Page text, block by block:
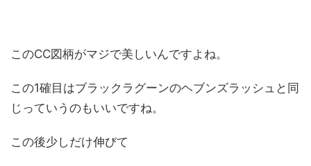
このCC図柄がマジで美しいんですよね。
この1確目はブラックラグーンのヘブンズラッシュと同
じっていうのもいいですね。
この後少しだけ伸びて